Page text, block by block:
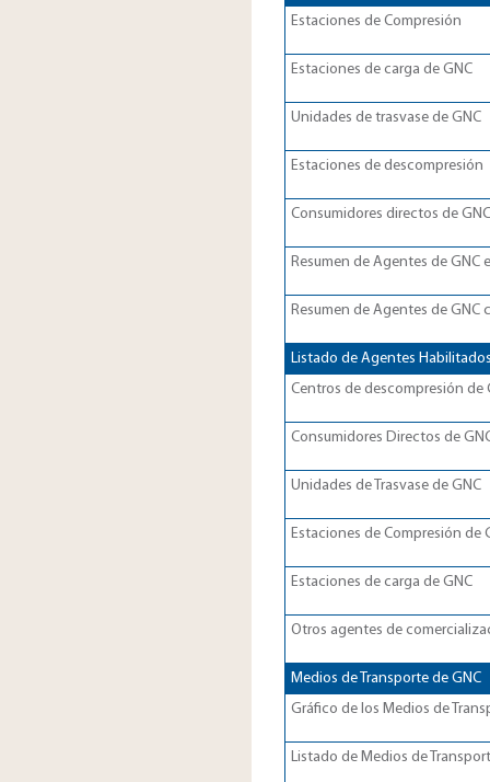
Estaciones de Compresión
Estaciones de carga de GNC
Unidades de trasvase de GNC
Estaciones de descompresión
Consumidores directos de GNC​​
Resumen de Agentes de GNC
Resumen de Agentes de
Listado de Agentes
Centros de descompresión de
Consumidores Directos de
Unidades de Trasvase de GNC​​​
Estaciones de Compresión de
Estaciones de carga de GNC​​​
Otros agentes de
​Medios de Transporte de GNC
Gráfico de los Medios de
Listado de Medios de